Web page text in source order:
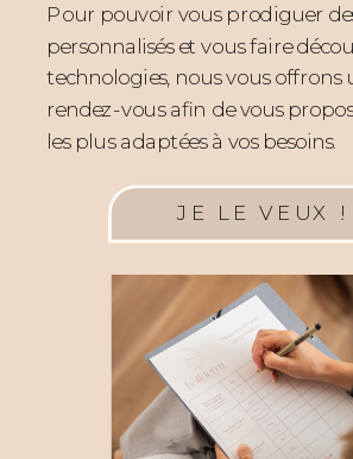
Pour pouvoir vous prodiguer
personnalisés et vous faire
technologies, nous vous offrons
rendez-vous afin de vous
les plus adaptées à vos besoins.
JE LE VEUX !